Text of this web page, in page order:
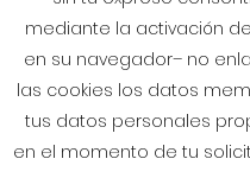
mediante la activación
en su navegador– no
las cookies los datos
tus datos personales
en el momento de tu